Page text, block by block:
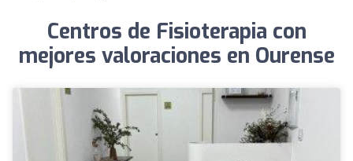
Centros de Fisioterapia con
mejores valoraciones en Ourense